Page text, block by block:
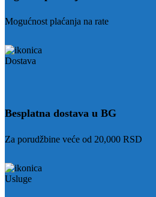
Mogućnost plaćanja na rate
Besplatna dostava u BG
Za porudžbine veće od 20,000 RSD